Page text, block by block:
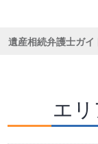
遺産相続弁護士ガイ
エ